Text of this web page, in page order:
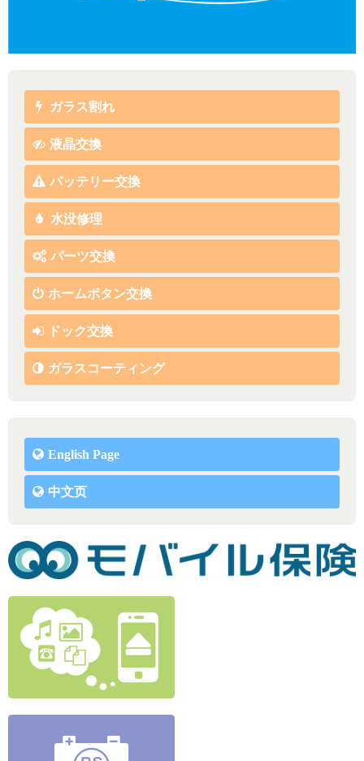
ガラス割れ
液晶交換
バッテリー交換
水没修理
パーツ交換
ホームボタン交換
ドック交換
ガラスコーティング
English Page
中文页